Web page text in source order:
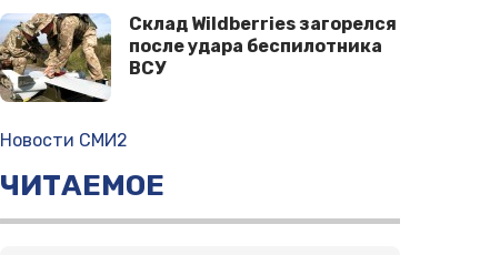
Склад Wildberries загорелся
после удара беспилотника
ВСУ
Новости СМИ2
ЧИТАЕМОЕ